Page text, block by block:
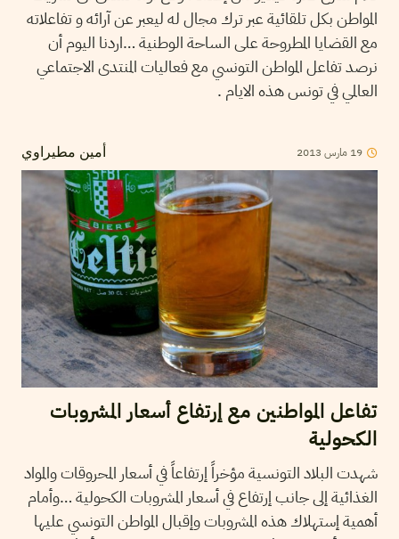
المواطن بكل تلقائية عبر ترك مجال له ليعبر عن آرائه و تفاعلاته
مع القضايا المطروحة على الساحة الوطنية …اردنا اليوم أن
نرصد تفاعل المواطن التونسي مع فعاليات المنتدى الاجتماعي
العالمي في تونس هذه الايام .
أمين مطيراوي 19 مارس 2013
تفاعل المواطنين مع إرتفاع أسعار المشروبات
الكحولية
شهدت البلاد التونسية مؤخراً إرتفاعاً في أسعار المحروقات والمواد
الغذائية إلى جانب إرتفاع في أسعار المشروبات الكحولية …وأمام
أهمية إستهلاك هذه المشروبات وإقبال المواطن التونسي عليها